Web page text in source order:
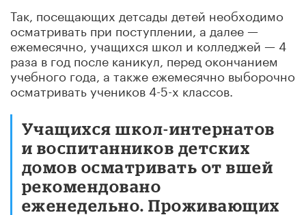
Так, посещающих детсады детей необходимо
осматривать при поступлении, а далее —
ежемесячно, учащихся школ и колледжей — 4
раза в год после каникул, перед окончанием
учебного года, а также ежемесячно выборочно
осматривать учеников 4-5-х классов.
Учащихся школ-интернатов
и воспитанников детских
домов осматривать от вшей
рекомендовано
еженедельно. Проживающих